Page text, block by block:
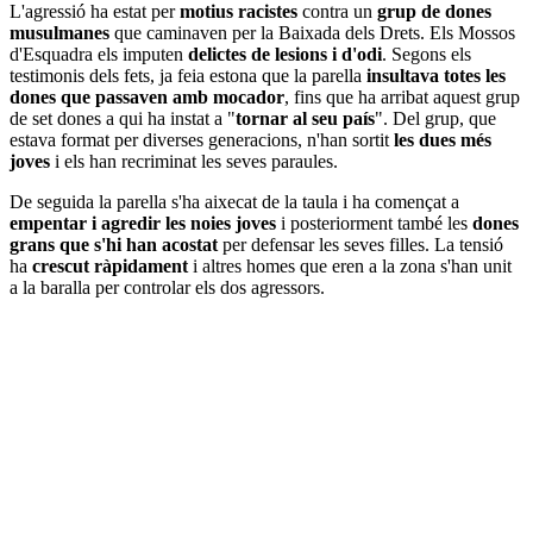
L'agressió ha estat permotius racistes contra un grup de dones
musulmanes que caminaven per la Baixada dels Drets. Els Mossos
d'Esquadra els imputen delictes de lesions i d'odi. Segons els
testimonis dels fets, ja feia estona que la parella insultava totes les
dones que passaven amb mocador, fins que ha arribat aquest grup
de set dones a qui ha instat a "tornar al seu país". Del grup, que
estava format per diverses generacions, n'han sortit les dues més
joves i els han recriminat les seves paraules.
De seguida la parella s'ha aixecat de la taula i ha començat a
empentar i agredir les noies joves i posteriorment també les dones
grans que s'hi han acostat per defensar les seves filles. La tensió
ha crescut ràpidament i altres homes que eren a la zona s'han unit
a la baralla per controlar els dos agressors.